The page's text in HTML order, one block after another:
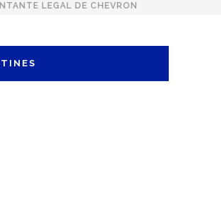
LEGAL DE CHEVRON